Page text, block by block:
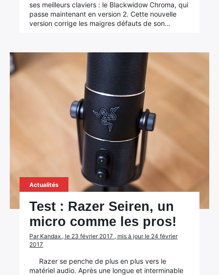
ses meilleurs claviers : le Blackwidow Chroma, qui
passe maintenant en version 2. Cette nouvelle
version corrige les maigres défauts de son…
Actualités
Test : Razer Seiren, un
micro comme les pros!
Par Kandax , le 23 février 2017 , mis à jour le 24 février
2017
Razer se penche de plus en plus vers le
matériel audio. Après une longue et interminable